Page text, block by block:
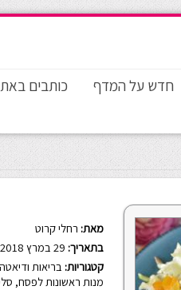
חדש על המדף כותבים
מאת: רחלי קרוט
בתאריך:
קטגוריות: בריאות ודיאטה
מנות ראשונות לפסח,